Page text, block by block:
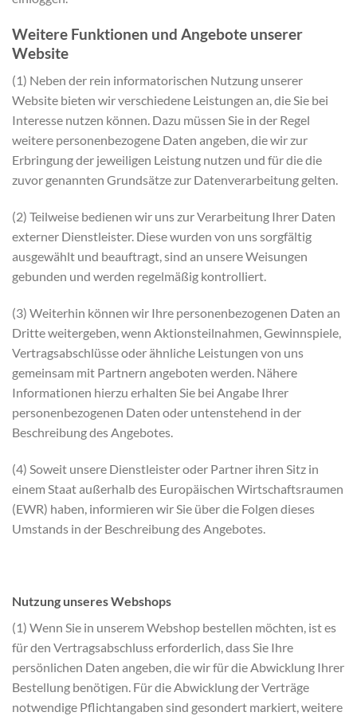
Weitere Funktionen und Angebote unserer
Website
(1) Neben der rein informatorischen Nutzung unserer
Website bieten wir verschiedene Leistungen an, die Sie bei
Interesse nutzen können. Dazu müssen Sie in der Regel
weitere personenbezogene Daten angeben, die wir zur
Erbringung der jeweiligen Leistung nutzen und für die die
zuvor genannten Grundsätze zur Datenverarbeitung gelten.
(2) Teilweise bedienen wir uns zur Verarbeitung Ihrer Daten
externer Dienstleister. Diese wurden von uns sorgfältig
ausgewählt und beauftragt, sind an unsere Weisungen
gebunden und werden regelmäßig kontrolliert.
(3) Weiterhin können wir Ihre personenbezogenen Daten an
Dritte weitergeben, wenn Aktionsteilnahmen, Gewinnspiele,
Vertragsabschlüsse oder ähnliche Leistungen von uns
gemeinsam mit Partnern angeboten werden. Nähere
Informationen hierzu erhalten Sie bei Angabe Ihrer
personenbezogenen Daten oder untenstehend in der
Beschreibung des Angebotes.
(4) Soweit unsere Dienstleister oder Partner ihren Sitz in
einem Staat außerhalb des Europäischen Wirtschaftsraumen
(EWR) haben, informieren wir Sie über die Folgen dieses
Umstands in der Beschreibung des Angebotes.
Nutzung unseres Webshops
(1) Wenn Sie in unserem Webshop bestellen möchten, ist es
für den Vertragsabschluss erforderlich, dass Sie Ihre
persönlichen Daten angeben, die wir für die Abwicklung Ihrer
Bestellung benötigen. Für die Abwicklung der Verträge
notwendige Pflichtangaben sind gesondert markiert, weitere